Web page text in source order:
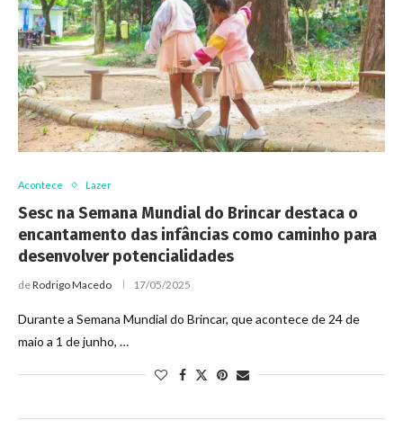
Acontece Lazer
Sesc na Semana Mundial do Brincar destaca o
encantamento das infâncias como caminho para
desenvolver potencialidades
deRodrigo Macedo 17/05/2025
Durante a Semana Mundial do Brincar, que acontece de 24 de
maio a 1 de junho, …